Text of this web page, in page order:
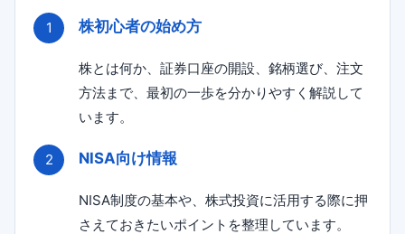
株初心者の始め方
株とは何か、証券口座の開設、銘柄選び、注文
方法まで、最初の一歩を分かりやすく解説して
います。
NISA向け情報
NISA制度の基本や、株式投資に活用する際に押
さえておきたいポイントを整理しています。